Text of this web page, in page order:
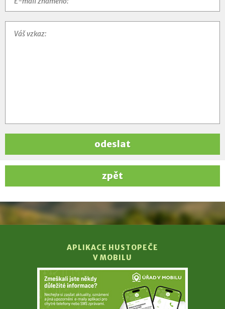
odeslat
zpět
APLIKACE HUSTOPEČE
V MOBILU